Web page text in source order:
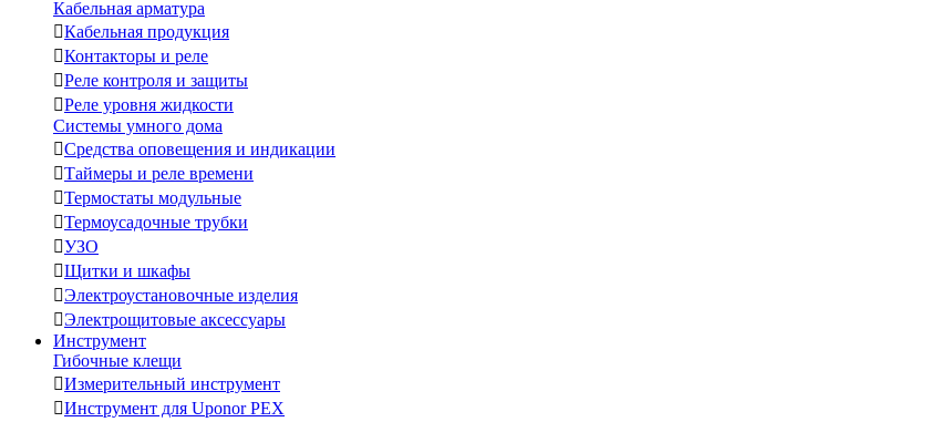
Кабельная арматура
Кабельная продукция
Контакторы и реле
Реле контроля и защиты
Реле уровня жидкости
Системы умного дома
Средства оповещения и индикации
Таймеры и реле времени
Термостаты модульные
Термоусадочные трубки
УЗО
Щитки и шкафы
Электроустановочные изделия
Электрощитовые аксессуары
Инструмент
Гибочные клещи
Измерительный инструмент
Инструмент для Uponor PEX